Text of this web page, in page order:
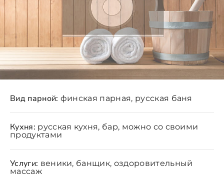
Вид парной: финская парная, русская баня
Кухня: русская кухня, бар, можно со своими
продуктами
Услуги: веники, банщик, оздоровительный
массаж